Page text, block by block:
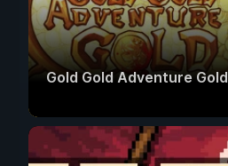
Gold Gold Adventure Gold